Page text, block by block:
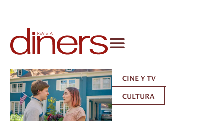
CINE Y TV
CULTURA